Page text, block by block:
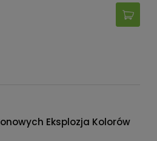
Eksplozja Kolorów